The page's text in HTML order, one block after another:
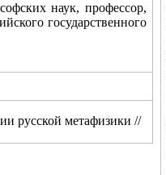
наук, профессор,
государственного
русской метафизики //